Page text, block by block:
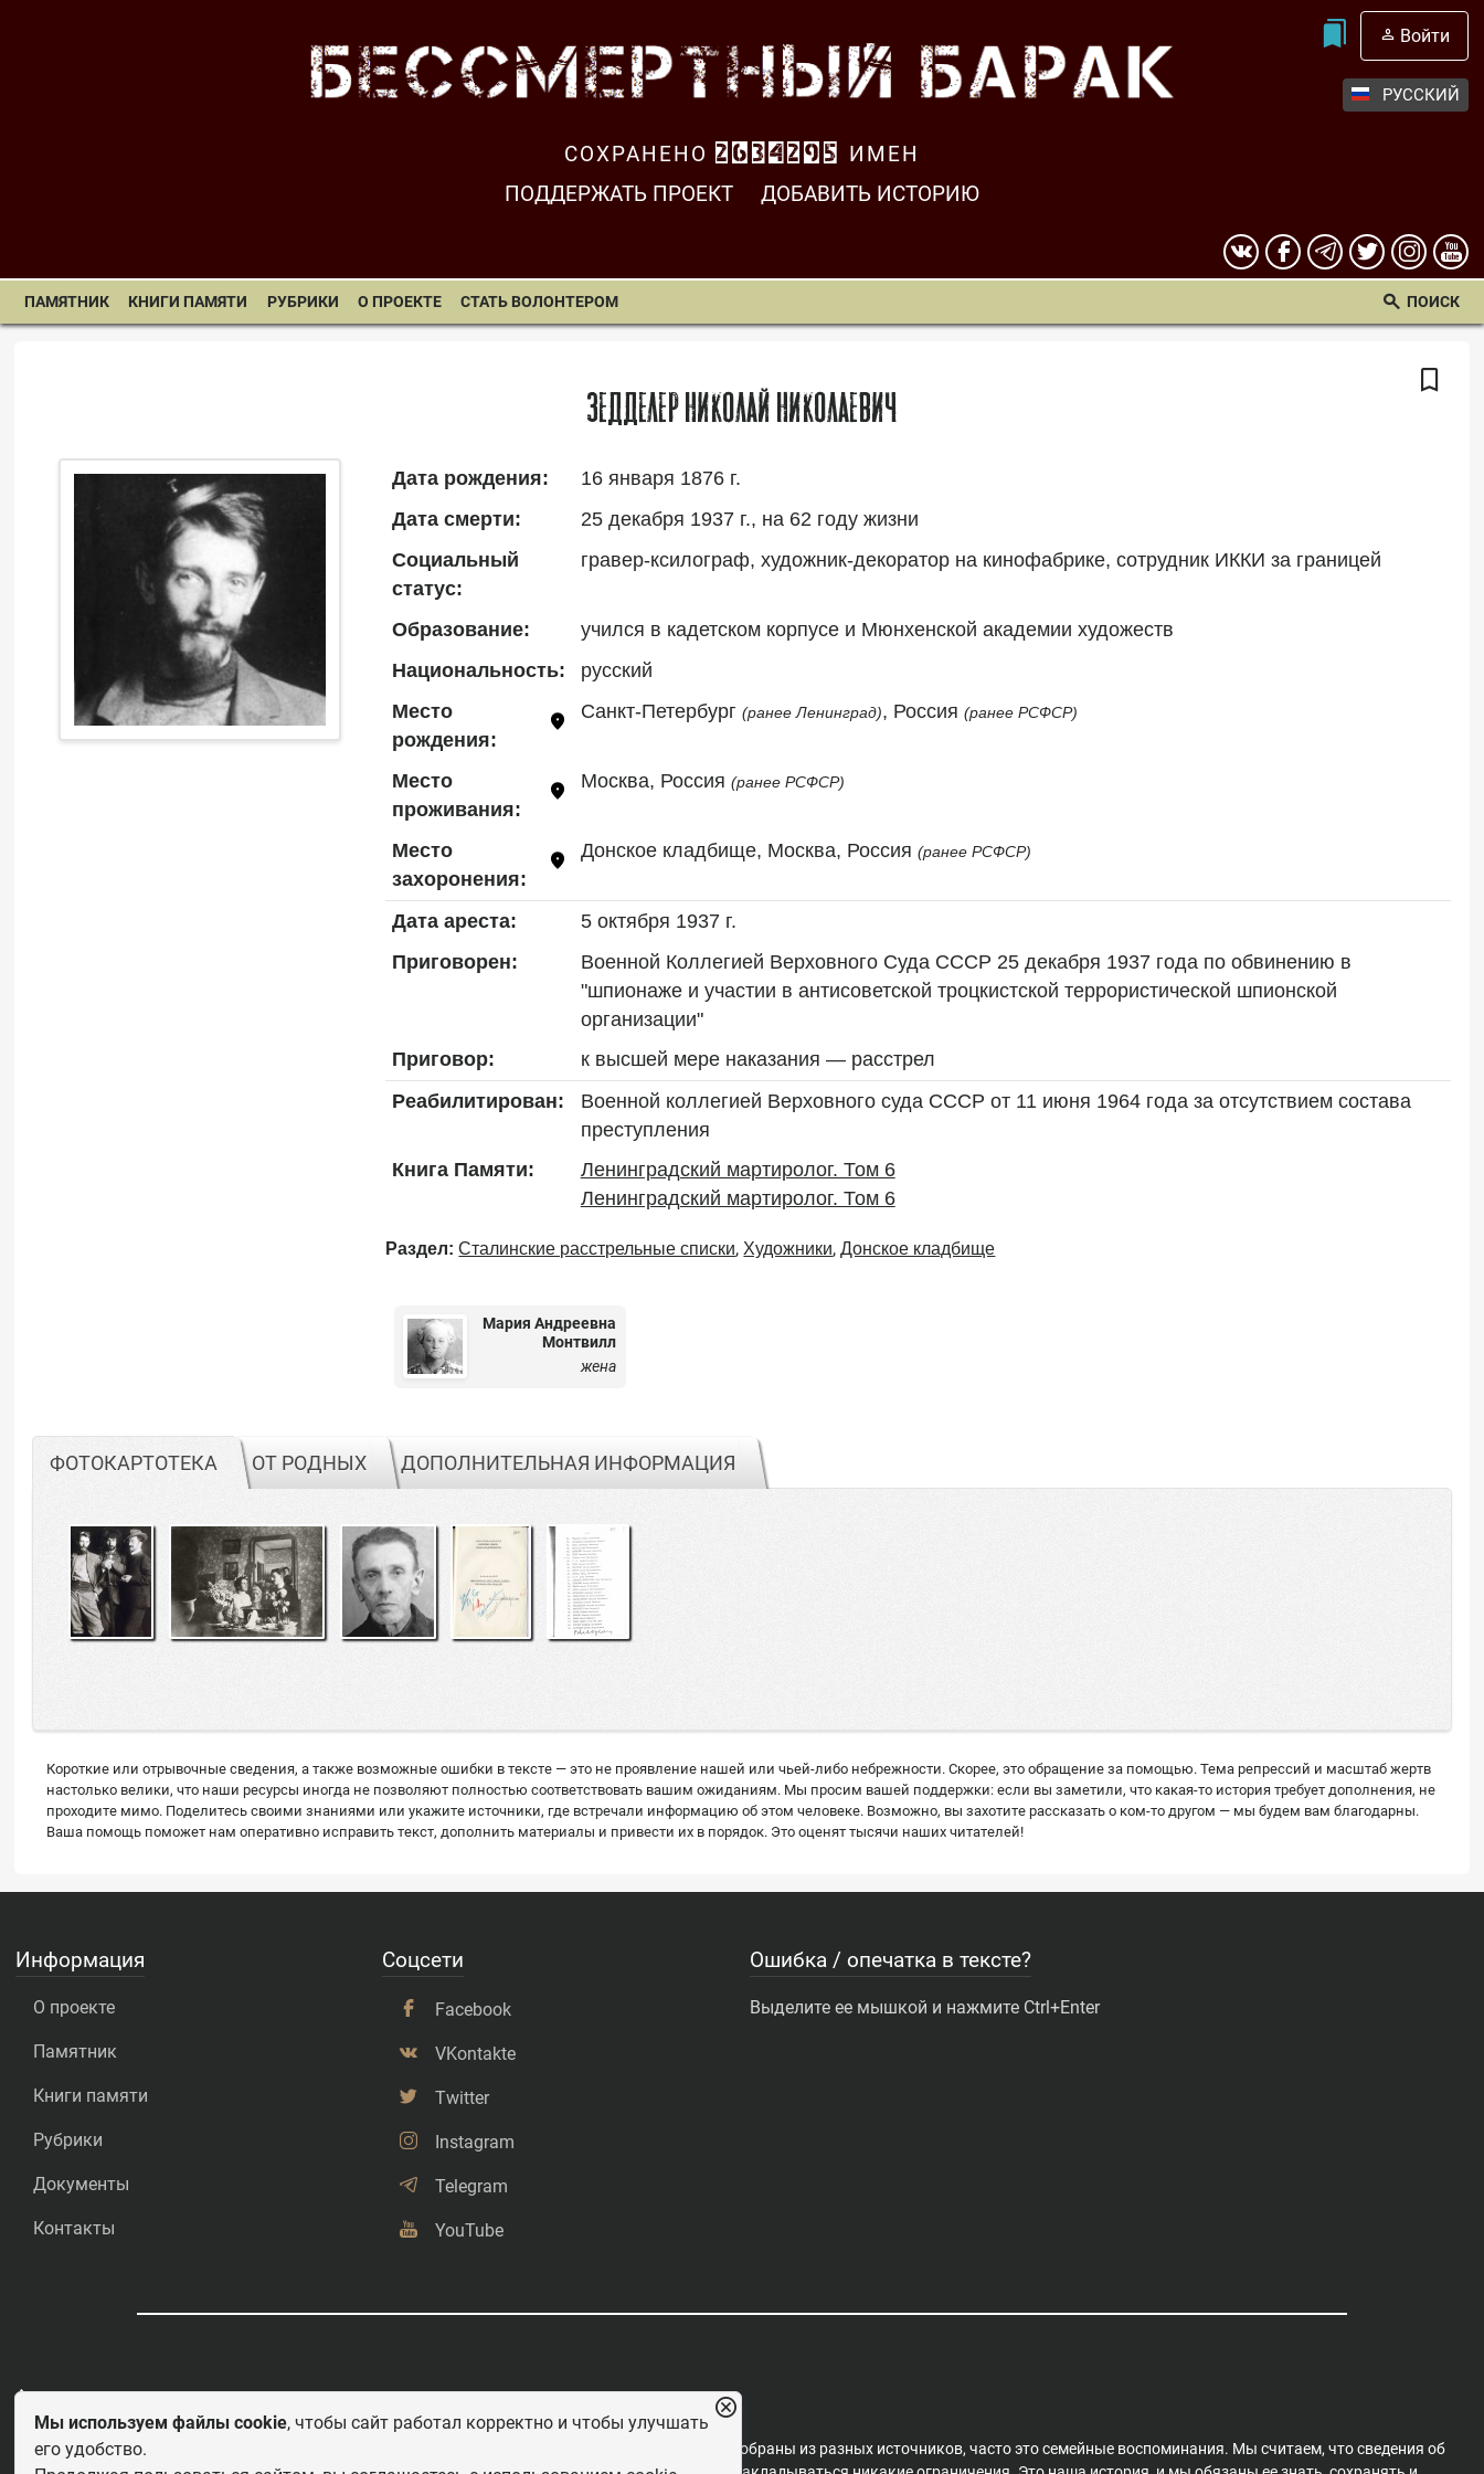
Войти
РУССКИЙ
СОХРАНЕНО 2634296
ИМЕН
ПОДДЕРЖАТЬ ПРОЕКТ
ДОБАВИТЬ ИСТОРИЮ
ПАМЯТНИК КНИГИ ПАМЯТИ РУБРИКИ О ПРОЕКТЕ СТАТЬ ВОЛОНТЕРОМ ПОИСК
Зедделер Николай Николаевич
Дата рождения:
16 января 1876 г.
Дата смерти:
25 декабря 1937 г., на 62 году жизни
Социальный
статус:
гравер-ксилограф, художник-декоратор на кинофабрике, сотрудник ИККИ за границей
Образование:
учился в кадетском корпусе и Мюнхенской академии художеств
Национальность:
русский
Место
рождения:
Санкт-Петербург (ранее Ленинград), Россия (ранее РСФСР)
Место
проживания:
Москва, Россия (ранее РСФСР)
Место
захоронения:
Донское кладбище, Москва, Россия (ранее РСФСР)
Дата ареста:
5 октября 1937 г.
Приговорен:
Военной Коллегией Верховного Суда СССР 25 декабря 1937 года по обвинению в
"шпионаже и участии в антисоветской троцкистской террористической шпионской
организации"
Приговор:
к высшей мере наказания — расстрел
Реабилитирован:
Военной коллегией Верховного суда СССР от 11 июня 1964 года за отсутствием состава
преступления
Книга Памяти:
Ленинградский мартиролог. Том 6
Ленинградский мартиролог. Том 6
Раздел:Сталинские расстрельные списки, Художники,Донское кладбище
Мария Андреевна
Монтвилл
жена
ФОТОКАРТОТЕКА ОТ РОДНЫХ ДОПОЛНИТЕЛЬНАЯ ИНФОРМАЦИЯ
Короткие или отрывочные сведения, а также возможные ошибки в тексте — это не проявление нашей или чьей-либо небрежности. Скорее, это обращение за помощью. Тема репрессий и масштаб жертв
настолько велики, что наши ресурсы иногда не позволяют полностью соответствовать вашим ожиданиям. Мы просим вашей поддержки: если вы заметили, что какая-то история требует дополнения, не
проходите мимо. Поделитесь своими знаниями или укажите источники, где встречали информацию об этом человеке. Возможно, вы захотите рассказать о ком-то другом — мы будем вам благодарны.
Ваша помощь поможет нам оперативно исправить текст, дополнить материалы и привести их в порядок. Это оценят тысячи наших читателей!
Информация
О проекте
Памятник
Книги памяти
Рубрики
Документы
Контакты
Соцсети
Facebook
VKontakte
Twitter
Instagram
Telegram
YouTube
Ошибка / опечатка в тексте?
Выделите ее мышкой и нажмите Ctrl+Enter
Любое использование и перепечатка материалов приветствуется редакцией проекта. Материалы собраны из разных источников, часто это семейные воспоминания. Мы считаем, что сведения об
Мы используем файлы cookie, чтобы сайт работал корректно и чтобы улучшать
его удобство.